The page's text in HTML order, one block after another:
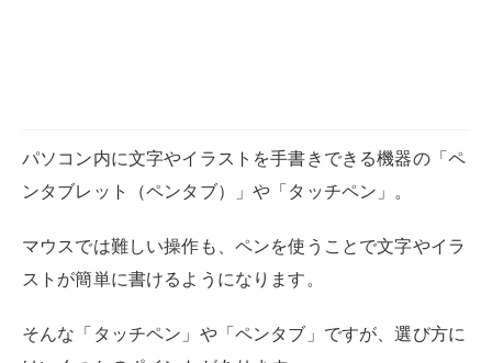
そこでこの記事では、パソコンに直接手書きできるペン
ペンがあるとメモやイラスト、デザインでの利用はもち
り、PDFでの契約書に直接サインができたりと便利に活